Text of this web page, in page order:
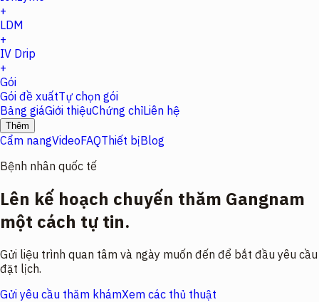
+
LDM
+
IV Drip
+
Gói
Gói đề xuấtTự chọn gói
Bảng giáGiới thiệuChứng chỉLiên hệ
Thêm
Cẩm nangVideoFAQThiết bịBlog
Bệnh nhân quốc tế
Lên kế hoạch chuyến thăm Gangnam
một cách tự tin.
Gửi liệu trình quan tâm và ngày muốn đến để bắt đầu yêu cầu
đặt lịch.
Gửi yêu cầu thăm khámXem các thủ thuật